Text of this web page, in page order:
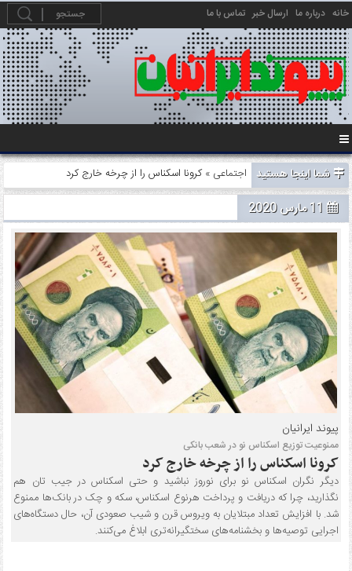
خانه درباره ما ارسال خبر تماس با ما
شما اینجا هستید اجتماعی » کرونا اسکناس را از چرخه خارج کرد
11 مارس 2020
پیوند ایرانیان
ممنوعیت توزیع اسکناس نو در شعب بانکی
کرونا اسکناس را از چرخه خارج کرد
دیگر نگران اسکناس نو برای نوروز نباشید و حتی اسکناس در جیب تان هم
نگذارید، چرا که دریافت و پرداخت هرنوع اسکناس، سکه و چک در بانک‌ها ممنوع
شد. با افزایش تعداد مبتلایان به ویروس قرن و شیب صعودی آن، حال دستگاه‌های
اجرایی توصیه‌ها و بخشنامه‌های سختگیرانه‌تری ابلاغ می‌کنند.